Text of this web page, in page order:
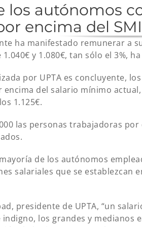
los autónomos
encima del SMI
ha manifestado remunerar a
y 1.080€, tan sólo el 3%,
por UPTA es concluyente,
del salario mínimo
1.125€.
las personas trabajadoras
de los autónomos
salariales que se establezcan
presidente de UPTA, “un
indigno, los grandes y medianos